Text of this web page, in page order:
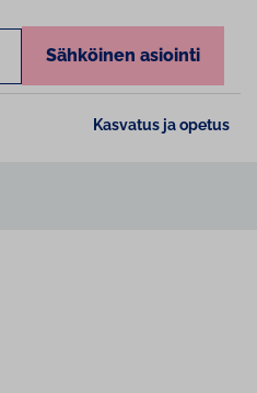
Sähköinen asiointi
Kasvatus ja opetus